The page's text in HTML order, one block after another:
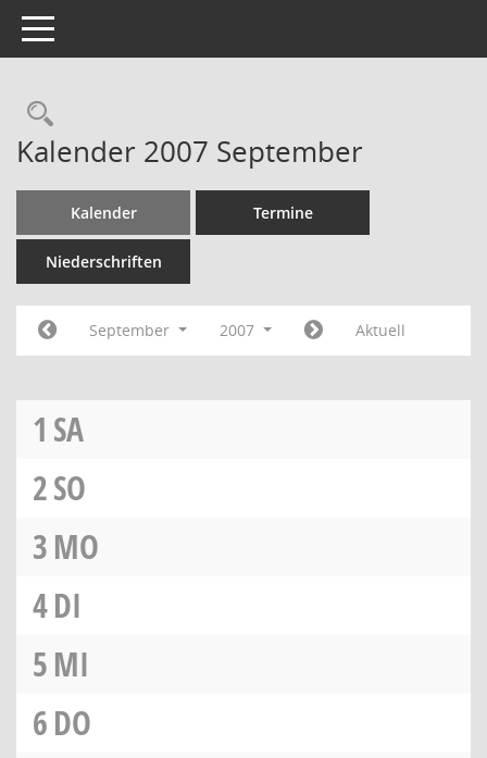
Toggle navigation
Rechercheauswahl
Kalender 2007 September
Kalender Termine
Niederschriften
September 2007 Aktuell
1 SA
2SO
3MO
4DI
5MI
6DO